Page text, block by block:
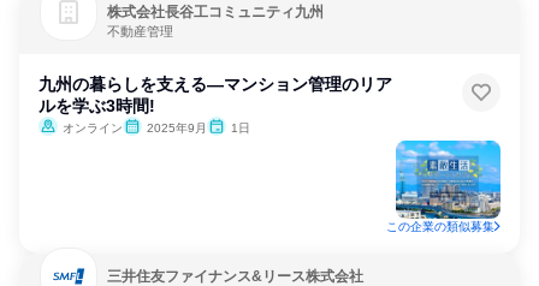
株式会社長谷工コミュニティ九州
不動産管理
九州の暮らしを支える—マンション管理のリア
ルを学ぶ3時間!
オンライン 2025年9月 1日
この企業の類似募集
三井住友ファイナンス&リース株式会社